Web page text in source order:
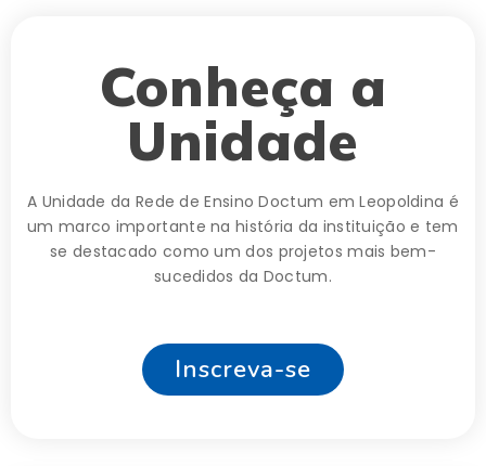
Conheça a
Unidade
A Unidade da Rede de Ensino Doctum em Leopoldina é
um marco importante na história da instituição e tem
se destacado como um dos projetos mais bem-
sucedidos da Doctum.
Inscreva-se